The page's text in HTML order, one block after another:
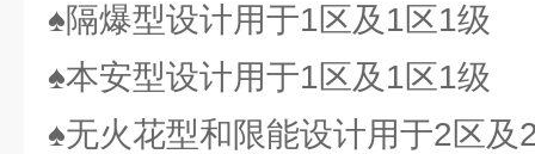
♠隔爆型设计用于1区及1区1级
♠本安型设计用于1区及1区1级
♠无火花型和限能设计用于2区及